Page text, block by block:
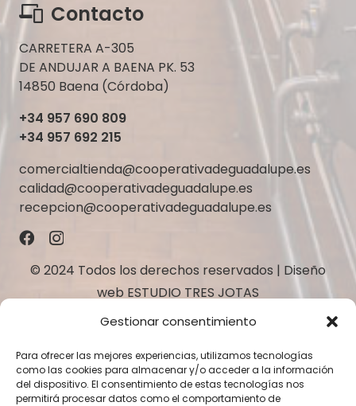
Gestionar consentimiento
Para ofrecer las mejores experiencias, utilizamos tecnologías
como las cookies para almacenar y/o acceder a la información
del dispositivo. El consentimiento de estas tecnologías nos
permitirá procesar datos como el comportamiento de
Contacto
CARRETERA A-305
DE ANDUJAR A BAENA PK. 53
14850 Baena (Córdoba)
+34 957 690 809
+34 957 692 215
comercialtienda@cooperativadeguadalupe.es
calidad@cooperativadeguadalupe.es
recepcion@cooperativadeguadalupe.es
© 2024 Todos los derechos reservados | Diseño
web ESTUDIO TRES JOTAS